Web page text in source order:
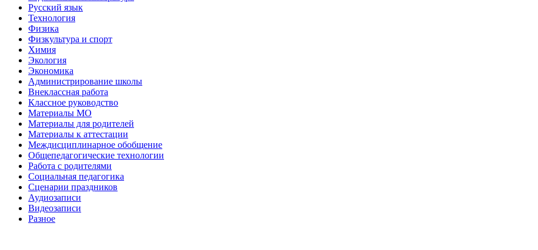
Русский язык
Технология
Физика
Физкультура и спорт
Химия
Экология
Экономика
Администрирование школы
Внеклассная работа
Классное руководство
Материалы МО
Материалы для родителей
Материалы к аттестации
Междисциплинарное обобщение
Общепедагогические технологии
Работа с родителями
Социальная педагогика
Сценарии праздников
Аудиозаписи
Видеозаписи
Разное